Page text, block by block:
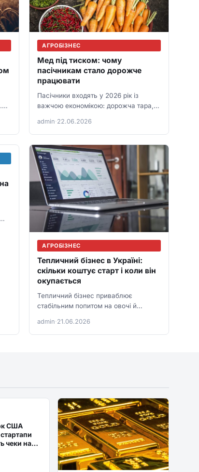
АГРОБІЗНЕС
Мед під тиском: чому
пасічникам стало дорожче
працювати
Пасічники входять у 2026 рік із
важчою економікою: дорожча тара,
експорт вимагає стабільної якості…
admin·22.06.2026
АГРОБІЗНЕС
Тепличний бізнес в Україні:
скільки коштує старт і коли він
окупається
Тепличний бізнес приваблює
стабільним попитом на овочі й
енергія, плівка, системи поливу,
праця,…
admin·21.06.2026
США
чеки на